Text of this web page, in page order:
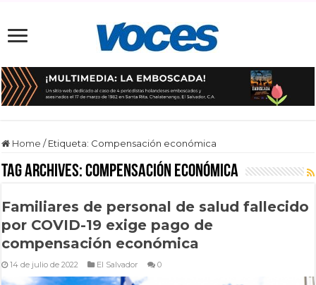
Home / Etiqueta: Compensación económica
Tag Archives:Compensación económica
Familiares de personal de salud fallecido
por COVID-19 exige pago de
compensación económica
14 de julio de 2022 El Salvador 0